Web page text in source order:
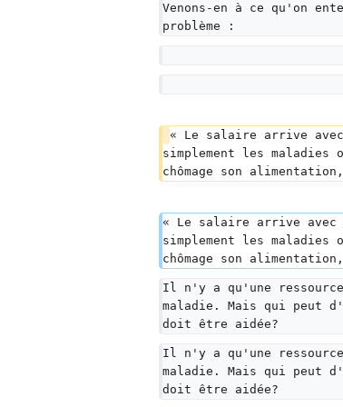
Venons-en à ce qu'on
problème :
« Le salaire arrive
simplement les
chômage son
« Le salaire arrive
simplement les
chômage son
Il n'y a qu'une
maladie. Mais qui peut
doit être aidée?
Il n'y a qu'une
maladie. Mais qui peut
doit être aidée?